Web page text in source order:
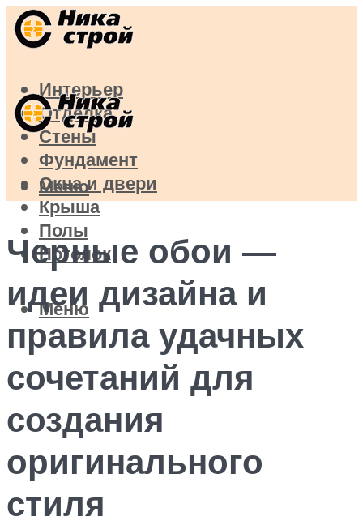
Интерьер
Отделка
Стены
Фундамент
Окна и двери
Крыша
Полы
Потолок
Меню
Меню
Черные обои —
идеи дизайна и
правила удачных
сочетаний для
создания
оригинального
стиля